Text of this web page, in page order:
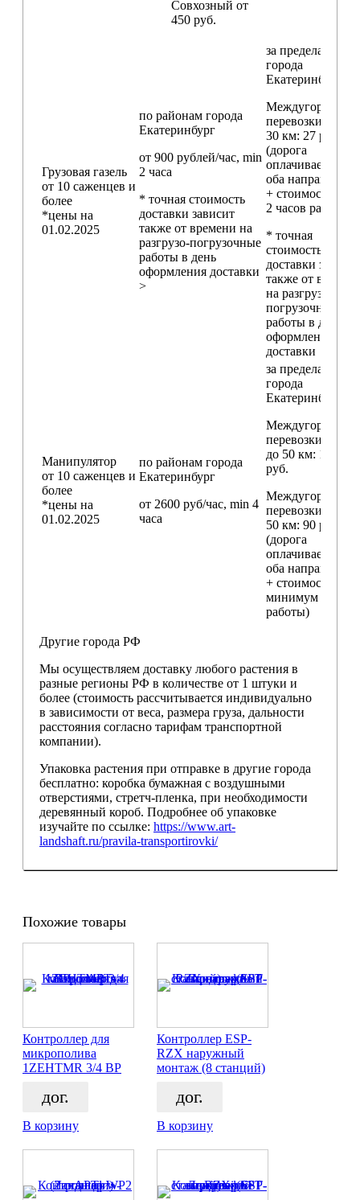
Совхозный от
450 руб.
Грузовая газель
от 10 саженцев и
более
*цены на
01.02.2025
по районам города
Екатеринбург
от 900 рублей/час, min
2 часа
* точная стоимость
доставки зависит
также от времени на
разгрузо-погрузочные
работы в день
оформления доставки
>
за пределами
города
Екатеринбург
Междугородние
перевозки
30 км: 27 руб./км
(дорога
оплачивается в
оба направления
+ стоимость min
2 часов работы)
* точная
стоимость
доставки
также от
на разгрузо-
погрузочные
работы в день
оформления
доставки
Манипулятор
от 10 саженцев и
более
*цены на
01.02.2025
по районам города
Екатеринбург
от 2600 руб/час, min 4
часа
за пределами
города
Екатеринбург
Междугородние
перевозки
до 50 км: 18 000
руб.
Междугородние
перевозки
50 км: 90 руб./км
(дорога
оплачивается в
оба направления
+ стоимость
минимум 4
работы)
Другие города РФ
Мы осуществляем доставку любого растения в
разные регионы РФ в количестве от 1 штуки и
более (стоимость рассчитывается индивидуально
в зависимости от веса, размера груза, дальности
расстояния согласно тарифам транспортной
компании).
Упаковка растения при отправке в другие города
бесплатно: коробка бумажная с воздушными
отверстиями, стретч-пленка, при необходимости
деревянный короб. Подробнее об упаковке
изучайте по ссылке: https://www.art-
landshaft.ru/pravila-transportirovki/
Похожие товары
Контроллер для
микрополива
1ZEHTMR 3/4 ВР
дог.
В корзину
Контроллер ESP-
RZX наружный
монтаж (8 станций)
дог.
В корзину